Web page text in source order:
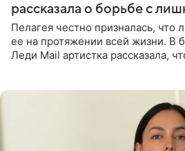
рассказала о борьбе с
Пелагея честно призналась, что
ее на протяжении всей жизни. В
Леди Mail артистка рассказала,